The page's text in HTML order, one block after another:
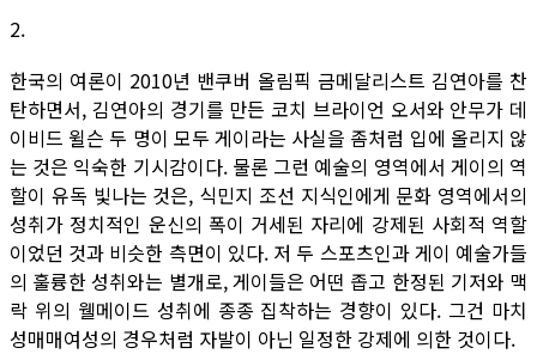
2.
한국의 여론이 2010년 밴쿠버 올림픽 금메달리스트 김연아를 찬
탄하면서, 김연아의 경기를 만든 코치 브라이언 오서와 안무가 데
이비드 윌슨 두 명이 모두 게이라는 사실을 좀처럼 입에 올리지 않
는 것은 익숙한 기시감이다. 물론 그런 예술의 영역에서 게이의 역
할이 유독 빛나는 것은, 식민지 조선 지식인에게 문화 영역에서의
성취가 정치적인 운신의 폭이 거세된 자리에 강제된 사회적 역할
이었던 것과 비슷한 측면이 있다. 저 두 스포츠인과 게이 예술가들
의 훌륭한 성취와는 별개로, 게이들은 어떤 좁고 한정된 기저와 맥
락 위의 웰메이드 성취에 종종 집착하는 경향이 있다. 그건 마치
성매매여성의 경우처럼 자발이 아닌 일정한 강제에 의한 것이다.